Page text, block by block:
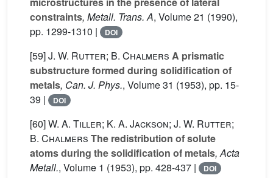
constraints, Metall. Trans. A, Volume 21 (1990),
pp. 1299-1310 |
DOI
[59]J. W. Rutter; B. Chalmers A prismatic
substructure formed during solidification of
metals, Can. J. Phys., Volume 31 (1953), pp. 15-
39 |
DOI
[60]W. A. Tiller; K. A. Jackson; J. W. Rutter;
B. Chalmers The redistribution of solute
atoms during the solidification of metals, Acta
Metall., Volume 1 (1953), pp. 428-437 | DOI